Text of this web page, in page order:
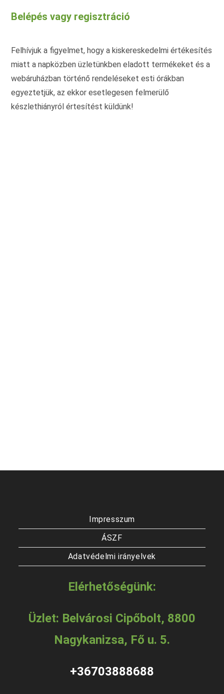
a
termékoldalon
Belépés vagy regisztráció
Felhívjuk a figyelmet, hogy a kiskereskedelmi értékesítés
miatt a napközben üzletünkben eladott termékeket és a
webáruházban történő rendeléseket esti órákban
egyeztetjük, az ekkor esetlegesen felmerülő
készlethiányról értesítést küldünk!
Impresszum
ÁSZF
Adatvédelmi irányelvek
Elérhetőségünk:
Üzlet: Belvárosi Cipőbolt, 8800
Nagykanizsa, Fő u. 5.
+36703888688